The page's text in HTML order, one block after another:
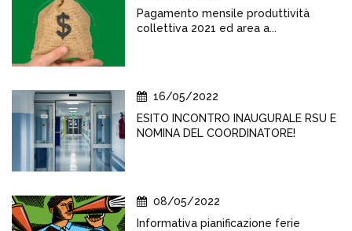
Pagamento mensile produttività
collettiva 2021 ed area a...
16/05/2022
ESITO INCONTRO INAUGURALE RSU E
NOMINA DEL COORDINATORE!
08/05/2022
Informativa pianificazione ferie